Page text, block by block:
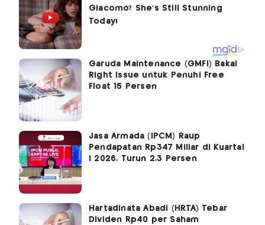
Garuda Maintenance (GMFI) Bakal
Right Issue untuk Penuhi Free
Float 15 Persen
Jasa Armada (IPCM) Raup
Pendapatan Rp347 Miliar di Kuartal
I 2026, Turun 2,3 Persen
Hartadinata Abadi (HRTA) Tebar
Dividen Rp40 per Saham